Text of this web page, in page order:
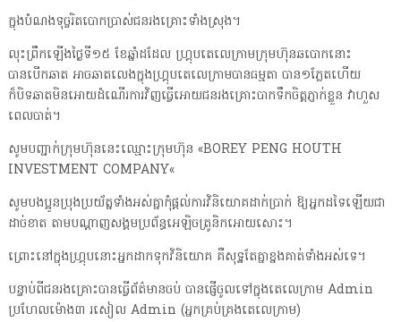
ក្នុងបំណងទុច្ចរិតបោកប្រាស់ជនរងគ្រោះទាំងស្រុង។
លុះព្រឹកឡើងថ្ងៃទី១៥ ខែឆ្នាំដដែល ហ្គ្រុបតេលេក្រាមក្រុមហ៊ុនឆបោកនោះ
បានបើកឆាត អាចឆាតលេងក្នុងហ្គ្រុបតេលេក្រាមបានធម្មតា បាន១ភ្លែតហើយ
ក៏បិទឆាតមិនអោយដំណើរការវិញធ្វើអោយជនរងគ្រោះបាកទឹកចិត្តភ្ញាក់ខ្លួន វាហួស
ពេលបាត់។
សូមបញ្ជាក់ក្រុមហ៊ុននេះឈ្មោះក្រុមហ៊ុន «BOREY PENG HOUTH
INVESTMENT COMPANY«
សូមបងប្អូនប្រុងប្រយ័ត្នទាំងអស់គ្នាកុំផ្តល់ការវិនិយោគដាក់ប្រាក់ ឱ្យអ្នកដទៃឡើយជា
ដាច់ខាត តាមបណ្តាញសង្គមប្រព័ន្ធអេឡិចត្រូនិកអោយសោះ។
ព្រោះនៅក្នុងហ្គ្រុបនោះអ្នកដាកទុកវិនិយោគ គឺសុទ្ឋតែគ្នាខ្នងគាត់ទាំងអស់ទេ។
បន្ទាប់ពីជនរងគ្រោះបានធ្វើព័ត៌មានចប់ បានផ្ញើចូលទៅក្នុងតេលេក្រាម Admin
ប្រហែលម៉ោង៣ រសៀល Admin (អ្នកគ្រប់គ្រងតេលេក្រាម)